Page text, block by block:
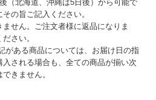
（北海道、沖縄は5日後）から可能で
の旨ご記入ください。
せん。ご注文者様に返品になりま
さい。
ある商品については、お届け日の指
される場合も、全ての商品が揃い次
きません。